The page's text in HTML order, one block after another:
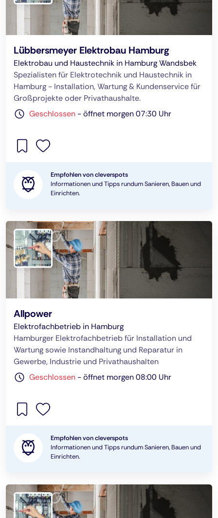
Lübbersmeyer Elektrobau Hamburg
Elektrobau und Haustechnik in Hamburg Wandsbek
Spezialisten für Elektrotechnik und Haustechnik in
Hamburg - Installation, Wartung & Kundenservice für
Großprojekte oder Privathaushalte.
Geschlossen -öffnet morgen 07:30 Uhr
Empfohlen von cleverspots
Informationen und Tipps rundum Sanieren, Bauen und
Einrichten.
Allpower
Elektrofachbetrieb in Hamburg
Hamburger Elektrofachbetrieb für Installation und
Wartung sowie Instandhaltung und Reparatur in
Gewerbe, Industrie und Privathaushalten
Geschlossen -öffnet morgen 08:00 Uhr
Empfohlen von cleverspots
Informationen und Tipps rundum Sanieren, Bauen und
Einrichten.